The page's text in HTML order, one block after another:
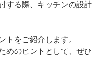
する際、キッチンの設計
トをご紹介します。
めのヒントとして、ぜひ